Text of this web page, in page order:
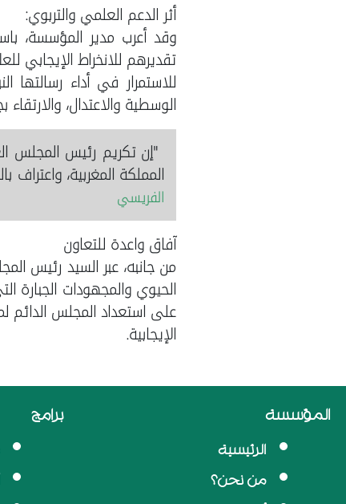
أثر الدعم العلمي والتربوي:
وقد أعرب مدير المؤسسة،
تقديرهم للانخراط الإيجابي
للاستمرار في أداء
الوسطية والاعتدال،
"إن تكريم رئيس المجلس
المملكة المغربية، واعتراف
الفريسي
آفاق واعدة للتعاون
من جانبه، عبر السيد رئيس
الحيوي والمجهودات الجبارة
على استعداد المجلس الدائم
الإيجابية.
المؤسسة
الرئيسية
من نحن؟
برامج